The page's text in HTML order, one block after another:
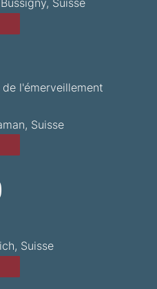
Suisse
l'émerveillement
Suisse
Suisse